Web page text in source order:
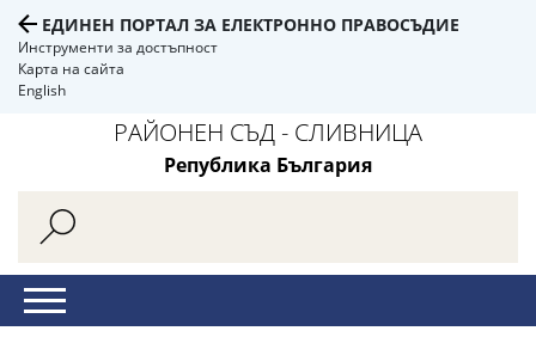
ЕДИНЕН ПОРТАЛ ЗА ЕЛЕКТРОННО ПРАВОСЪДИЕ
Инструменти за достъпност
Карта на сайта
English
РАЙОНЕН СЪД - СЛИВНИЦА
Република България